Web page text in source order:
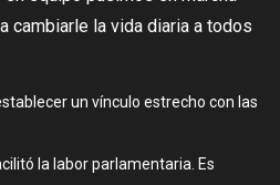
cambiarle la vida diaria a todos
un vínculo estrecho con las
la labor parlamentaria. Es